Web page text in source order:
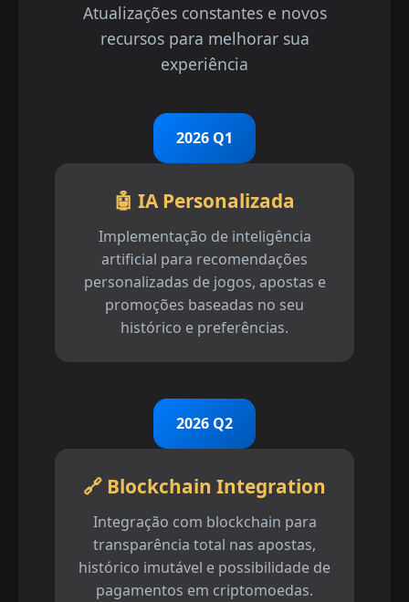
Atualizações constantes e novos
recursos para melhorar sua
experiência
2026 Q1
🤖 IA Personalizada
Implementação de inteligência
artificial para recomendações
personalizadas de jogos, apostas e
promoções baseadas no seu
histórico e preferências.
2026 Q2
🔗 Blockchain Integration
Integração com blockchain para
transparência total nas apostas,
histórico imutável e possibilidade de
pagamentos em criptomoedas.